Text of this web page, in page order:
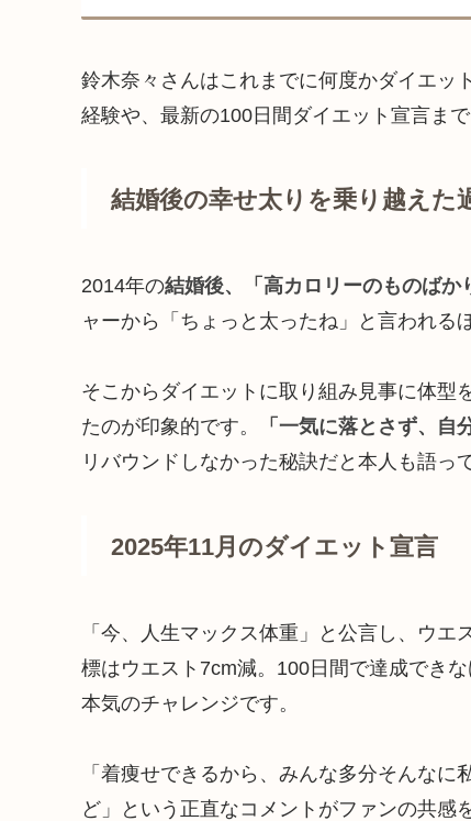
鈴木奈々さんはこれまでに何度かダイエッ
経験や、最新の100日間ダイエット宣言ま
結婚後の幸せ太りを乗り越えた
2014年の結婚後、「高カロリーのものばか
ャーから「ちょっと太ったね」と言われる
そこからダイエットに取り組み見事に体型
たのが印象的です。
「一気に落とさず、
リバウンドしなかった秘訣だと本人も語っ
2025年11月のダイエット宣言
「今、人生マックス体重」と公言し、ウ
標はウエスト7cm減。100日間で達成でき
本気のチャレンジです。
「着痩せできるから、みんな多分そんな
ど」という正直なコメントがファンの共感